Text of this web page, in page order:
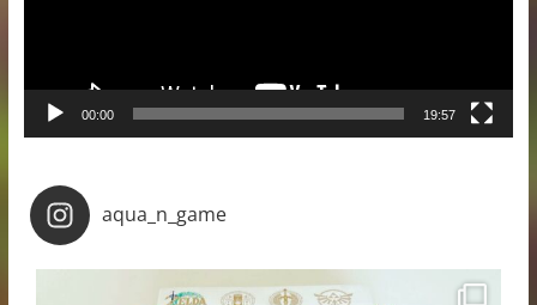
00:00 19:57
aqua_n_game